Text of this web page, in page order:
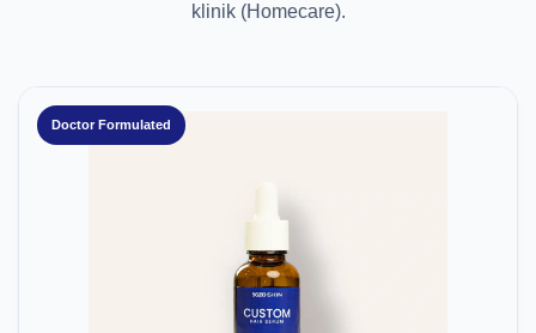
klinik (Homecare).
Doctor Formulated